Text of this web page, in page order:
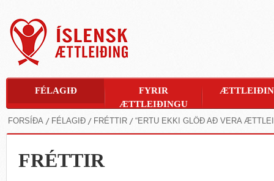
FORSÍÐA FÉLAGIÐ FRÉTTIR “ERTU EKKI GLÖÐ AÐ VERA
FRÉTTIR
FÉLAGIÐ
FYRIR
ÆTTLEIÐINGU